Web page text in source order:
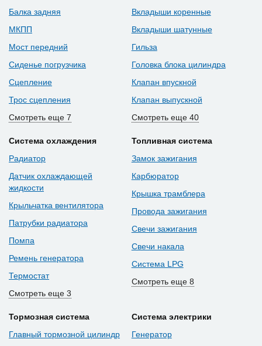
Балка задняя
МКПП
Мост передний
Сиденье погрузчика
Сцепление
Трос сцепления
Смотреть еще 7
Вкладыши коренные
Вкладыши шатунные
Гильза
Головка блока цилиндра
Клапан впускной
Клапан выпускной
Смотреть еще 40
Система охлаждения
Радиатор
Датчик охлаждающей
жидкости
Крыльчатка вентилятора
Патрубки радиатора
Помпа
Ремень генератора
Термостат
Смотреть еще 3
Топливная система
Замок зажигания
Карбюратор
Крышка трамблера
Провода зажигания
Свечи зажигания
Свечи накала
Система LPG
Смотреть еще 8
Тормозная система
Главный тормозной цилиндр
Система электрики
Генератор